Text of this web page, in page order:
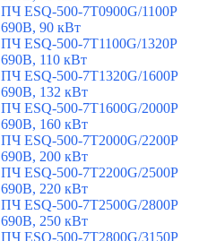
ПЧ ESQ-500-7T0900G/1100P
690В, 90 кВт
ПЧ ESQ-500-7T1100G/1320P
690В, 110 кВт
ПЧ ESQ-500-7T1320G/1600P
690В, 132 кВт
ПЧ ESQ-500-7T1600G/2000P
690В, 160 кВт
ПЧ ESQ-500-7T2000G/2200P
690В, 200 кВт
ПЧ ESQ-500-7T2200G/2500P
690В, 220 кВт
ПЧ ESQ-500-7T2500G/2800P
690В, 250 кВт
ПЧ ESQ-500-7T2800G/3150P